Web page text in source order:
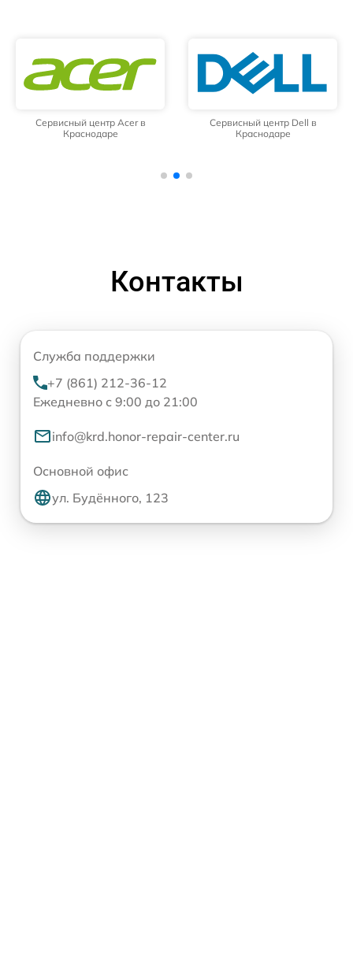
Сервисный центр Acer в
Краснодаре
Сервисный центр Dell в
Краснодаре
Контакты
Служба поддержки
+7 (861) 212-36-12
Ежедневно с 9:00 до 21:00
info@krd.honor-repair-center.ru
Основной офис
ул. Будённого, 123